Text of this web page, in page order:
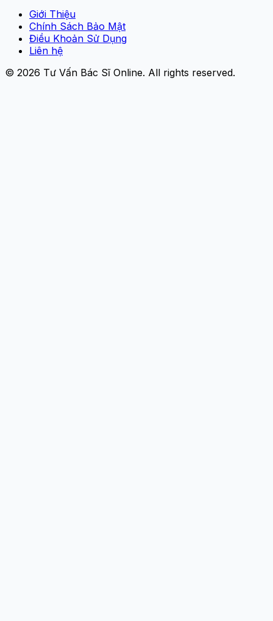
Giới Thiệu
Chính Sách Bảo Mật
Điều Khoản Sử Dụng
Liên hệ
© 2026 Tư Vấn Bác Sĩ Online. All rights reserved.